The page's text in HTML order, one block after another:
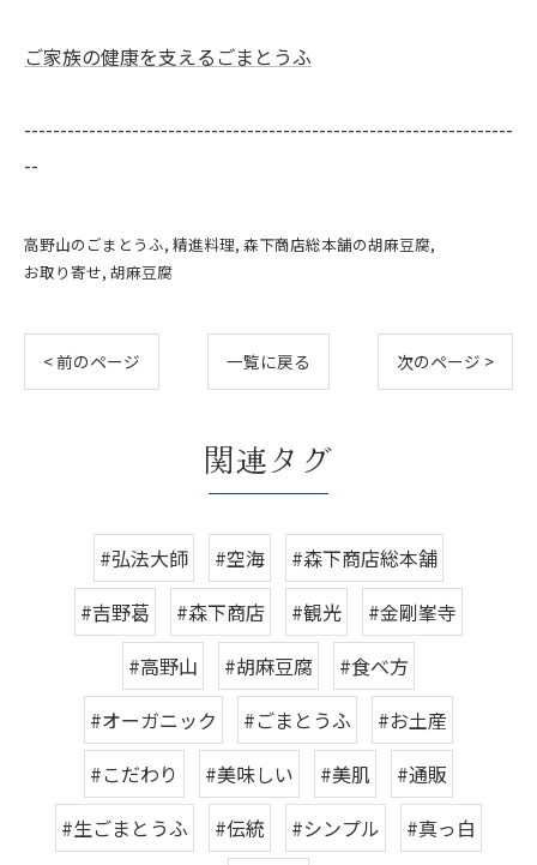
ご家族の健康を支えるごまとうふ
--------------------------------------------------------------------
--
高野山のごまとうふ 精進料理 森下商店総本舗の胡麻豆腐
お取り寄せ 胡麻豆腐
< 前のページ 一覧に戻る 次のページ >
関連タグ
#弘法大師 #空海
#森下商店総本舗
#吉野葛
#森下商店 #観光
#金剛峯寺
#高野山
#胡麻豆腐
#食べ方
#オーガニック
#ごまとうふ
#お土産
#こだわり
#美味しい #美肌
#通販
#生ごまとうふ
#伝統 #シンプル
#真っ白